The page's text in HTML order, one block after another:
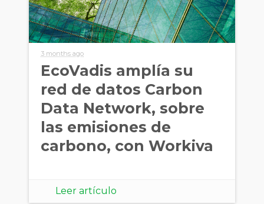
3 months ago
EcoVadis amplía su
red de datos Carbon
Data Network, sobre
las emisiones de
carbono, con Workiva
Leer artículo